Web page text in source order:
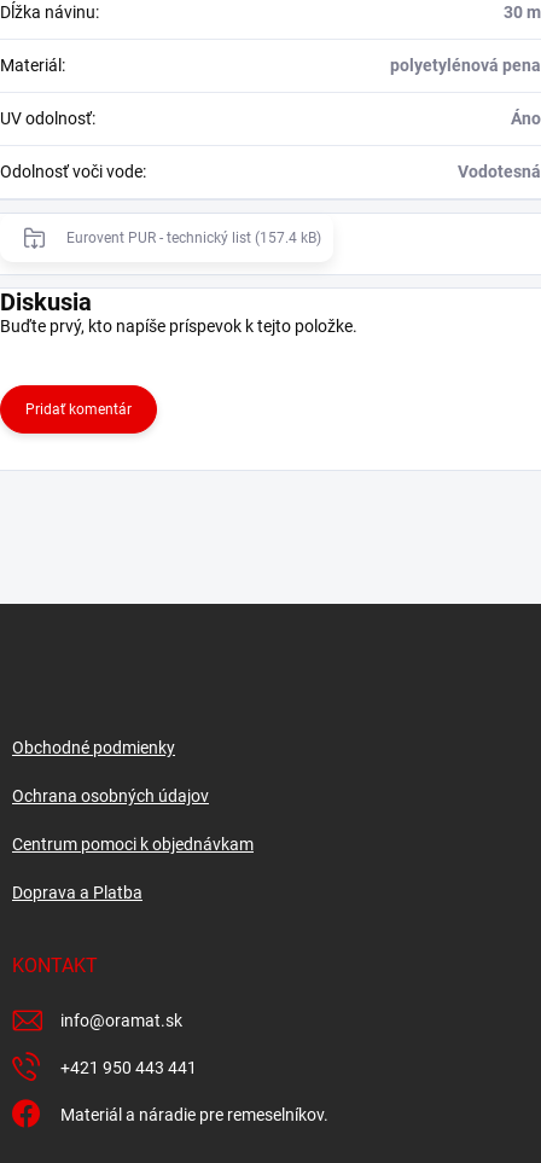
Dĺžka návinu: 30 m
Materiál : polyetylénová pena
UV odolnosť: Áno
Odolnosť voči vode: Vodotesná
Eurovent PUR - technický list (157.4 kB)
Diskusia
Buďte prvý, kto napíše príspevok k tejto položke.
Pridať komentár
Obchodné podmienky
Ochrana osobných údajov
Centrum pomoci k objednávkam
Doprava a Platba
KONTAKT
info@oramat.sk
+421 950 443 441
Materiál a náradie pre remeselníkov.